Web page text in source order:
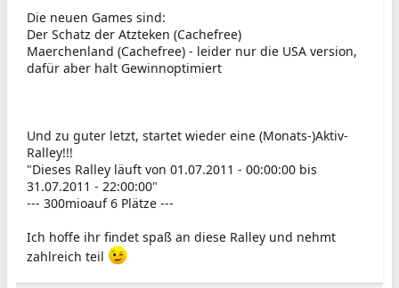
Die neuen Games sind:
Der Schatz der Atzteken (Cachefree)
Maerchenland (Cachefree) - leider nur die USA version,
dafür aber halt Gewinnoptimiert
Und zu guter letzt, startet wieder eine (Monats-)Aktiv-
Ralley!!!
"Dieses Ralley läuft von 01.07.2011 - 00:00:00 bis
31.07.2011 - 22:00:00"
--- 300mioauf 6 Plätze ---
Ich hoffe ihr findet spaß an diese Ralley und nehmt
zahlreich teil